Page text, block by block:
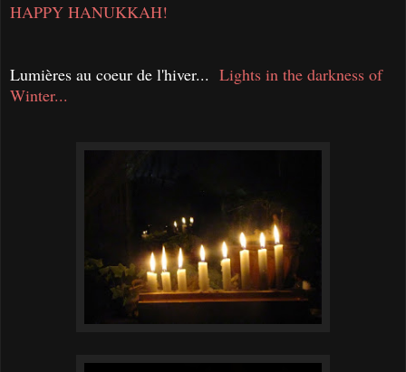
HAPPY HANUKKAH!
Lumières au coeur de l'hiver... Lights in the darkness of
Winter...